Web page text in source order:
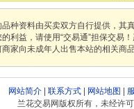
种资料由买卖双方自行提供，
利益，请使用“交易通”担保交
家向未成年人出售本站的相关商
网站简介| 联系方式| 网站地图
兰花交易网版权所有，未经许